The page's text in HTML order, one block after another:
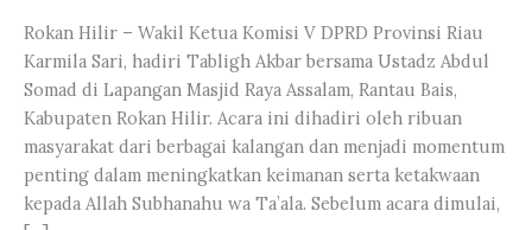
Rokan Hilir – Wakil Ketua Komisi V DPRD Provinsi Riau
Karmila Sari, hadiri Tabligh Akbar bersama Ustadz Abdul
Somad di Lapangan Masjid Raya Assalam, Rantau Bais,
Kabupaten Rokan Hilir. Acara ini dihadiri oleh ribuan
masyarakat dari berbagai kalangan dan menjadi momentum
penting dalam meningkatkan keimanan serta ketakwaan
kepada Allah Subhanahu wa Ta’ala. Sebelum acara dimulai,